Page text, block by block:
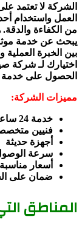
الشركة لا تعتمد
العمل واستخدام
من الكفاءة والدقة.
يبحث عن خدمة
بين الخبرة
اختيارك لـ شركة
الحصول على خدمة
مميزات الشركة:
خدمة 24 ساعة
فنيين
أجهزة حديثة
سرعة
أسعار مناسبة
ضمان على
المناطق